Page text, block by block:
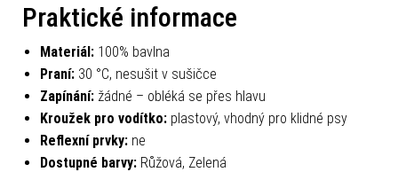
Praktické informace
Materiál: 100% bavlna
Praní: 30 °C, nesušit v sušičce
Zapínání: žádné – obléká se přes hlavu
Kroužek pro vodítko: plastový, vhodný pro klidné psy
Reflexní prvky: ne
Dostupné barvy: Růžová, Zelená